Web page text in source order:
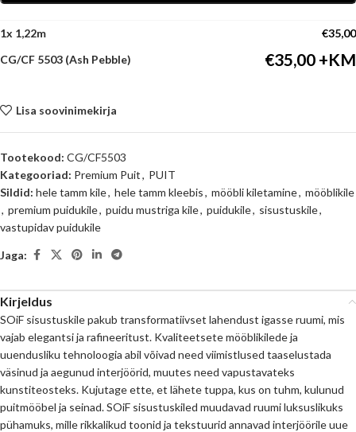
1x €35,00
CG/CF 5503 (Ash Pebble)
€35,00
Lisa soovinimekirja
Tootekood: CG/CF5503
Kategooriad: Premium Puit, PUIT
Sildid: hele tamm kile, hele tamm kleebis, mööbli kiletamine, mööblikile
, premium puidukile, puidu mustriga kile, puidukile, sisustuskile,
vastupidav puidukile
Jaga:
Kirjeldus
SOiF sisustuskile pakub transformatiivset lahendust igasse ruumi, mis
vajab elegantsi ja rafineeritust. Kvaliteetsete mööblikilede ja
uuendusliku tehnoloogia abil võivad need viimistlused taaselustada
väsinud ja aegunud interjöörid, muutes need vapustavateks
kunstiteosteks. Kujutage ette, et lähete tuppa, kus on tuhm, kulunud
puitmööbel ja seinad. SOiF sisustuskiled muudavad ruumi luksuslikuks
pühamuks, mille rikkalikud toonid ja tekstuurid annavad interjöörile uue